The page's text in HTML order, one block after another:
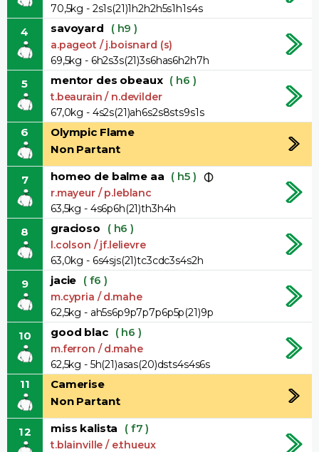
70,5kg - 2s1s(21)1h2h2h5s1h1s4s
4 savoyard ( h9 )
a.pageot / j.boisnard (s)
69,5kg - 6h2s3s(21)3s6has6h2h7h
5 mentor des obeaux ( h6 )
t.beaurain / n.devilder
67,0kg - 4s2s(21)ah6s2s8sts9s1s
6
Olympic Flame
Non Partant
7 homeo de balme aa ( h5 )
r.mayeur / p.leblanc
63,5kg - 4s6p6h(21)th3h4h
8 gracioso ( h6 )
l.colson / jf.lelievre
63,0kg - 6s4sjs(21)tc3cdc3s4s2h
9 jacie ( f6 )
m.cypria / d.mahe
62,5kg - ah5s6p9p7p7p6p5p(21)9p
10 good blac ( h6 )
m.ferron / d.mahe
62,5kg - 5h(21)asas(20)dsts4s4s6s
11
Camerise
Non Partant
12 miss kalista ( f7 )
t.blainville / e.thueux